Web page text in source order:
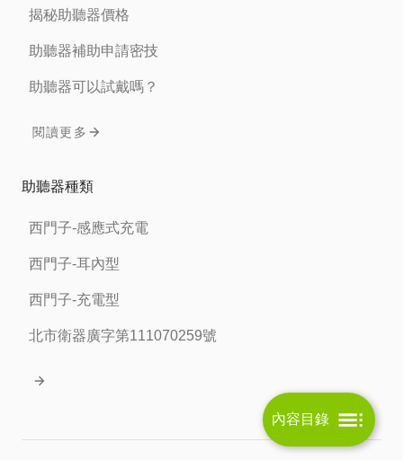
揭秘助聽器價格
助聽器補助申請密技
助聽器可以試戴嗎？
閱讀更多
助聽器種類
西門子-感應式充電
西門子-耳內型
西門子-充電型
北市衛器廣字第111070259號
內容目錄